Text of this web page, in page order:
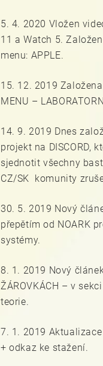
5. 4. 2020 Vložen
11 a Watch 5.
menu: APPLE.
15. 12. 2019
MENU –
14. 9. 2019 Dnes
projekt na DISCORD,
sjednotit všechny
CZ/SK komunity
30. 5. 2019 Nový
přepětím od NOARK
systémy.
8. 1. 2019 Nový
ŽÁROVKÁCH – v
teorie.
7. 1. 2019
+ odkaz ke stažení.